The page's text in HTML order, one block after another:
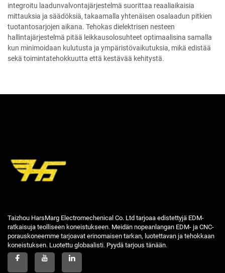
integroitu laadunvalvontajärjestelmä suorittaa reaaliaikaisia
mittauksia ja säädöksiä, takaamalla yhtenäisen osalaadun pitkien
tuotantosarjojen aikana. Tehokas dielektrisen nesteen
hallintajärjestelmä pitää leikkausolosuhteet optimaalisina samalla
kun minimoidaan kulutusta ja ympäristövaikutuksia, mikä edistää
sekä toimintatehokkuutta että kestävää kehitystä.
Taizhou HarsMarg Electromechenical Co. Ltd tarjoaa edistettyjä EDM-
ratkaisuja teolliseen koneistukseen. Meidän nopeanlangan EDM- ja CNC-
porauskoneemme tarjoavat erinomaisen tarkan, luotettavan ja tehokkaan
koneistuksen. Luotettu globaalisti. Pyydä tarjous tänään.